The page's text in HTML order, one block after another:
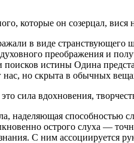
которые он созерцал, вися
в виде странствующего
преображения и
поисков истины Одина
но скрыта в обычных
сила вдохновения,
наделяющая способностью
острого слуха —
С ним ассоциируется